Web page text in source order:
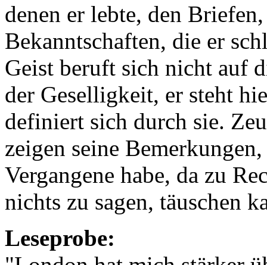
denen er lebte, den
Bekanntschaften, die er
Geist beruft sich nicht auf
der Geselligkeit, er steht
definiert sich durch sie.
zeigen seine
Vergangene habe, da zu
nichts zu sagen, täuschen
Leseprobe: